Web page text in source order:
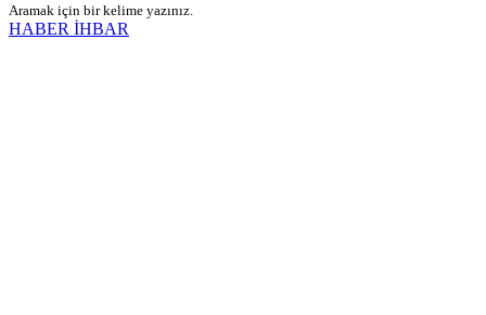
Aramak için bir kelime yazınız.
HABER İHBAR